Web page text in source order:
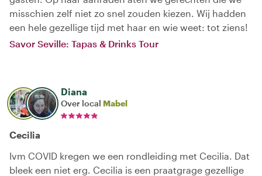
misschien zelf niet zo snel zouden kiezen. Wij hadden
een hele gezellige tijd met haar en wie weet: tot ziens!
Savor Seville: Tapas & Drinks Tour
Diana
Over local Mabel
Cecilia
Ivm COVID kregen we een rondleiding met Cecilia. Dat
bleek een niet erg. Cecilia is een praatgrage gezellige